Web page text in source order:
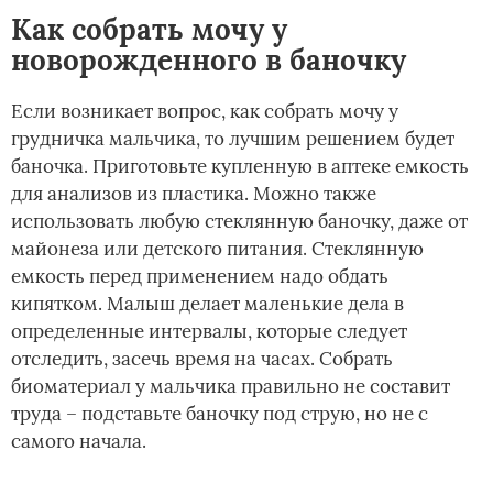
Как собрать мочу у
новорожденного в баночку
Если возникает вопрос, как собрать мочу у
грудничка мальчика, то лучшим решением будет
баночка. Приготовьте купленную в аптеке емкость
для анализов из пластика. Можно также
использовать любую стеклянную баночку, даже от
майонеза или детского питания. Стеклянную
емкость перед применением надо обдать
кипятком. Малыш делает маленькие дела в
определенные интервалы, которые следует
отследить, засечь время на часах. Собрать
биоматериал у мальчика правильно не составит
труда – подставьте баночку под струю, но не с
самого начала.